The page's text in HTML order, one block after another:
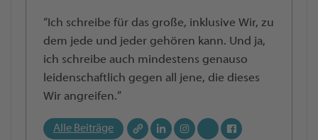
“Ich schreibe für das große, inklusive Wir, zu
dem jede und jeder gehören kann. Und ja,
ich schreibe auch mindestens genauso
leidenschaftlich gegen all jene, die dieses
Wir angreifen.”
Alle Beiträge